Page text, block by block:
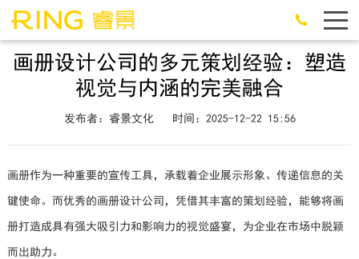
画册设计公司的多元策划经验：塑造
视觉与内涵的完美融合
发布者：睿景文化 时间：2025-12-22 15:56
画册作为一种重要的宣传工具，承载着企业展示形象、传递信息的关
键使命。而优秀的画册设计公司，凭借其丰富的策划经验，能够将画
册打造成具有强大吸引力和影响力的视觉盛宴，为企业在市场中脱颖
而出助力。